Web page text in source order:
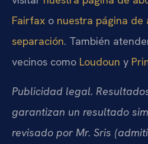
Fairfax o nuestra página de
separación. También
vecinos como Loudoun y
Publicidad legal.
garantizan un resultado
revisado por Mr. Sris